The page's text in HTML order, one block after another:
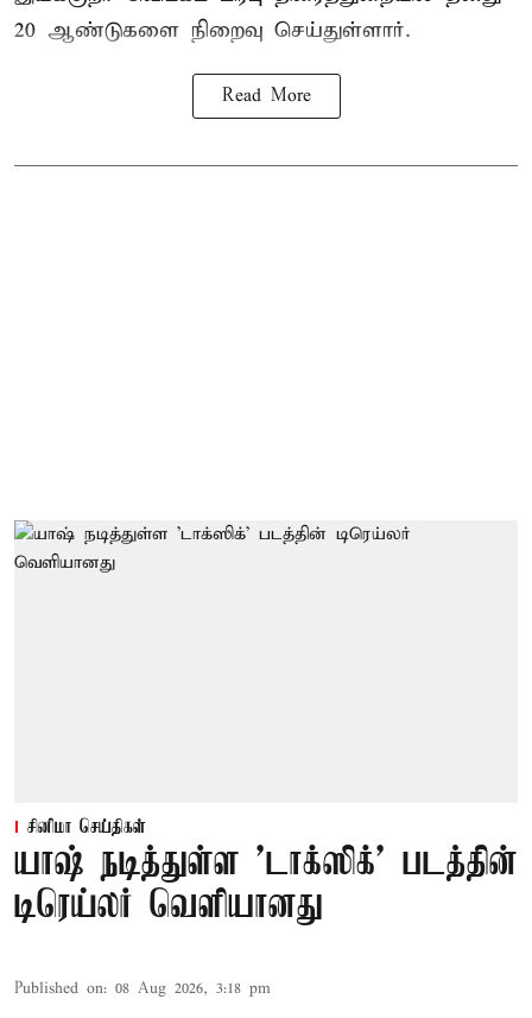
20 ஆண்டுகளை நிறைவு செய்துள்ளார்.
Read More
சினிமா செய்திகள்
யாஷ் நடித்துள்ள 'டாக்‌ஸிக்' படத்தின்
டிரெய்லர் வெளியானது
Published on: 08 Aug 2026, 3:18 pm